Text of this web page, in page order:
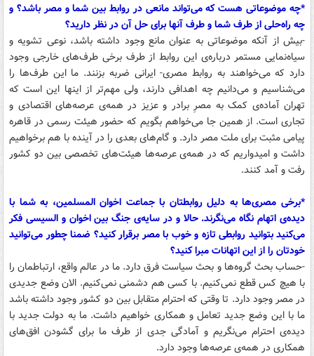
*چه موضوعاتی هست که می‌تواند مانعی در روابط بین شما و مصر باشد؟ و
چه راه‌حلی از طرف شما و طرف آنها برای حل آن در نظر دارید؟
-بیش از آنکه موضوعاتی به عنوان مانع وجود داشته باشد، نوعی تشویه و
سیاه‌‌نمایی مستمر درباره‌ی این روابط از طرف برخی طرف‌های خارجی وجود
دارد که می‌‌خواهند به روابط مصری- ایرانی ضربه بزنند. ما این طرف‌ها را
می‌شناسیم و می‌دانیم چه اهدافی دارند، ولی مهم‌تر از اینها این است که
تهران آماده‌ی کمک به مصرِ برادر و عزیز در همه‌ی عرصه‌های اقتصادی و
تجاری است. از همین جا می‌‌خواهم بگویم که حضور هیئت رسمی در قاهره
پیامی مثبت برای ملت مصر دارد. و گام‌های بعدی را در آینده با هم برخواهیم
داشت و امیدواریم که در همه‌ی عرصه‌ها هیئت‌های تخصصی بین دو کشور
رفت و آمد کنند.
*برخی مصری‌ها به دلیل روابطتان با جماعت اخوان المسلمین، به شما با
دیده‌ی اتهام نگاه می‌نگرند. حالا و در سایه‌ی جنگ بین اخوان و السیسی فکر
می‌کنید بتوانید روابطی تازه و خوب با مصر برقرار کنید؟ ضمنا چطور می‌توانید
خودتان را از این اتهانات مبرا کنید؟
-حساب بحث گروه‌ها و بحث سیاست فرق دارد. ما در عالم واقع، ارتباطمان را
با هیچ کس قطع نمی‌کنیم. با کسی هم دشمنی نمی‌کنیم. الان وضع جدیدی
در مصر وجود دارد. تا وقتی که احترام متقابل بین دو کشور وجود داشته باشد
ما با این وضع جدید تعامل و همکاری خواهیم داشت. ما به دولت جدید با
دیده‌ی احترام می‌نگریم و آمادگی‌ جدی از طرف ما برای گشودن افق‌های
همکاری در همه‌ی عرصه‌ها وجود دارد.